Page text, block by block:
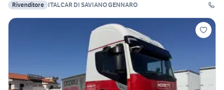
Rivenditore ITALCAR DI SAVIANO GENNARO